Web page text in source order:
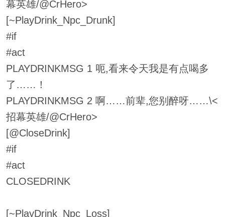
幕英雄/@CrHero>
[~PlayDrink_Npc_Drunk]
#if
#act
PLAYDRINKMSG 1 呃,看来令天我是有点喝多
了……！
PLAYDRINKMSG 2 啊……前辈,您别醉呀……\<
招幕英雄/@CrHero>
[@CloseDrink]
#if
#act
CLOSEDRINK
[~PlayDrink_Npc_Loss]